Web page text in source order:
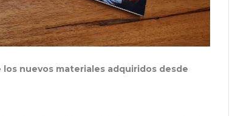
nuevos materiales adquiridos desde